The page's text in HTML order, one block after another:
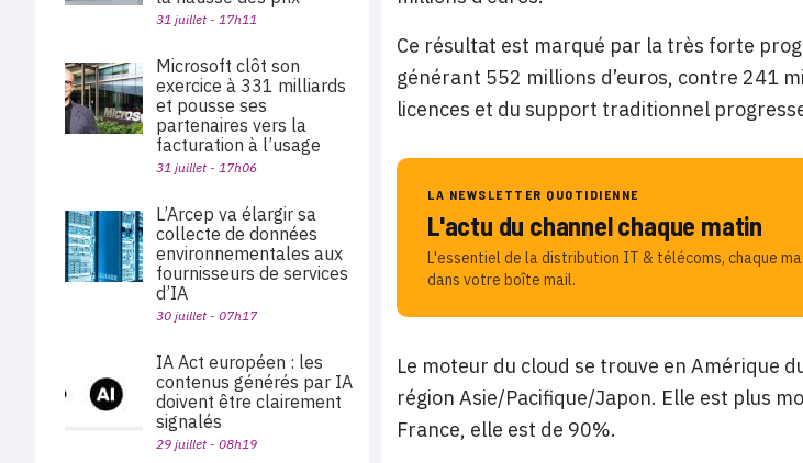
Ce résultat est marqué par la très forte
générant 552 millions d’euros, contre 241
licences et du support traditionnel
LA NEWSLETTER QUOTIDIENNE
L'actu du channel chaque matin
L'essentiel de la distribution IT & télécoms, chaque
dans votre boîte mail.
Le moteur du cloud se trouve en Amérique
région Asie/Pacifique/Japon. Elle est plus
France, elle est de 90%.
31 juillet - 17h11
Microsoft clôt son
exercice à 331 milliards
et pousse ses
partenaires vers la
facturation à l’usage
31 juillet - 17h06
L’Arcep va élargir sa
collecte de données
environnementales aux
fournisseurs de services
d’IA
30 juillet - 07h17
IA Act européen : les
contenus générés par IA
doivent être clairement
signalés
29 juillet - 08h19